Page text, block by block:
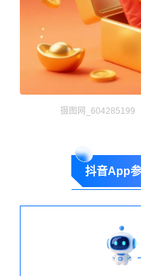
摄图网_604285199
抖音App